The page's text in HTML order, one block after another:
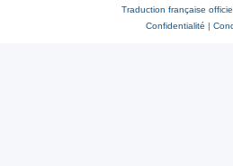
Traduction française
Confidentialité |